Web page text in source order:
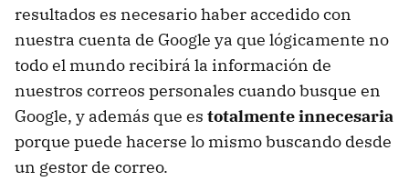
resultados es necesario haber accedido con
nuestra cuenta de Google ya que lógicamente no
todo el mundo recibirá la información de
nuestros correos personales cuando busque en
Google, y además que es totalmente innecesaria
porque puede hacerse lo mismo buscando desde
un gestor de correo.